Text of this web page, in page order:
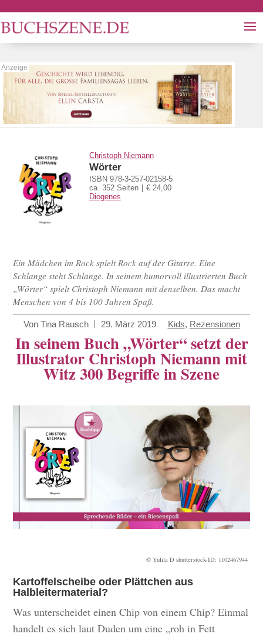
Christoph Niemann
Wörter
ISBN 978-3-257-02158-5
ca. 352 Seiten
€ 24,00
Diogenes
Ein Mädchen im Rock spielt Rock auf der Gitarre. Eine
Schlange steht Schlange. In seinem humorvoll illustrierten Buch
„Wörter“ spielt Christoph Niemann mit denselben. Das macht
Menschen von 4 bis 100 Jahren Spaß.
Von Tina Rausch 29. März 2019 Kids, Rezensionen
In seinem Buch „Wörter“ setzt der
Illustrator Christoph Niemann mit
Witz 300 Begriffe in Szene
© Yulila D shutterstock-ID: 1102467944
Kartoffelscheibe oder Plättchen aus
Halbleitermaterial?
Was unterscheidet einen Chip von einem Chip? Einmal
handelt es sich laut Duden um eine „roh in Fett